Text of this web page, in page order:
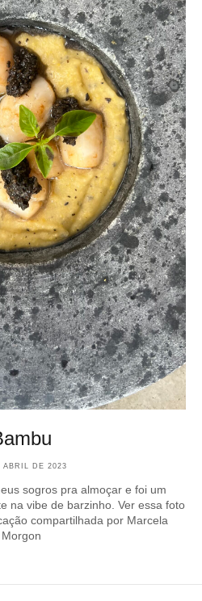
ABRIL DE 2023
sogros pra almoçar e foi um
na vibe de barzinho. Ver essa foto
compartilhada por Marcela
Morgon